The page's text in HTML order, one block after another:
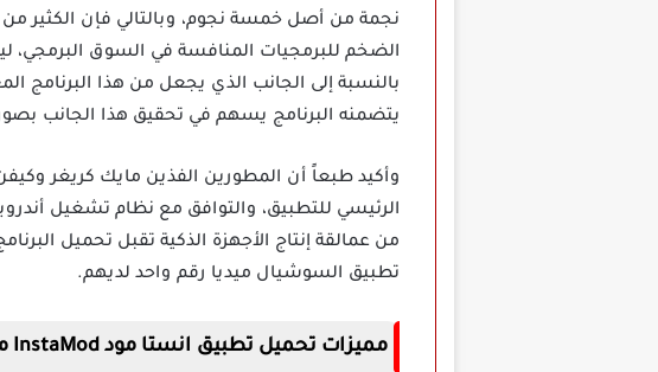
نجمة من أصل خمسة نجوم، وبالتالي فإن الكثير من
الضخم للبرمجيات المنافسة في السوق البرمجي،
بالنسبة إلى الجانب الذي يجعل من هذا البرنامج
يتضمنه البرنامج يسهم في تحقيق هذا الجانب
وأكيد طبعاً أن المطورين الفذين مايك كريغر
من عمالقة إنتاج الأجهزة الذكية تقبل تحميل
تطبيق السوشيال ميديا رقم واحد لديهم.
مميزات تحميل تطبيق انستا مود InstaMod مهكر